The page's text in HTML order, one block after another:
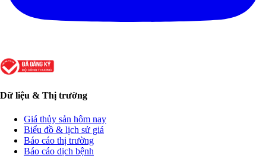
Dữ liệu & Thị trường
Giá thủy sản hôm nay
Biểu đồ & lịch sử giá
Báo cáo thị trường
Báo cáo dịch bệnh